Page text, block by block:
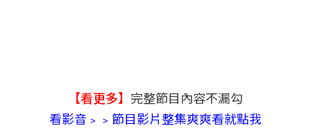
【看更多】 完整節目內容不漏勾
看影音﹥﹥節目影片整集爽爽看就點我